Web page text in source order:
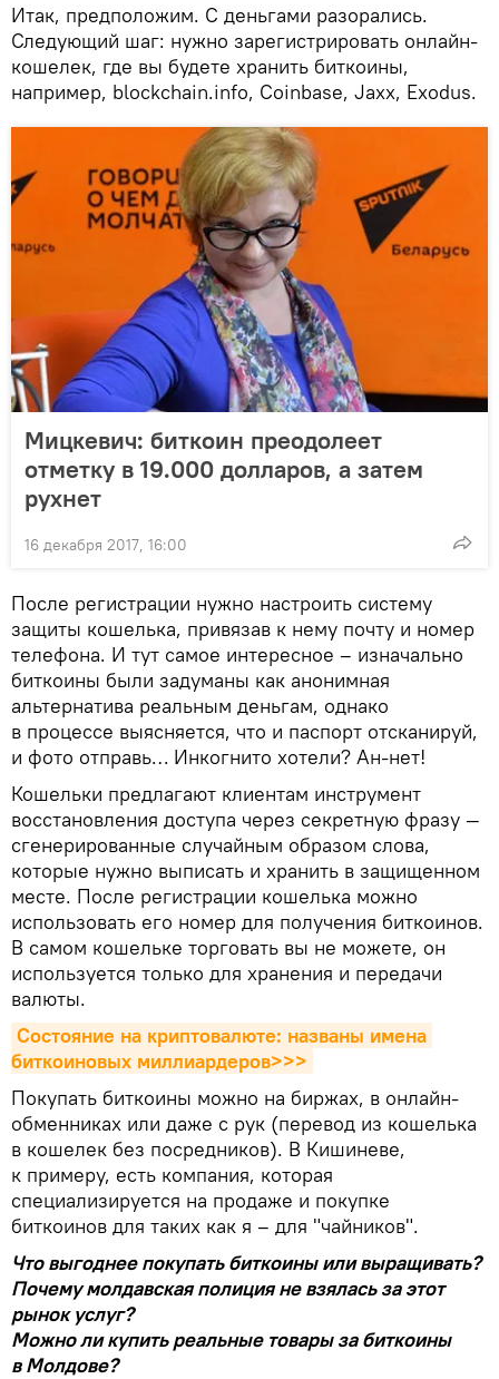
Итак, предположим. С деньгами разорались.
Следующий шаг: нужно зарегистрировать онлайн-
кошелек, где вы будете хранить биткоины,
например, blockchain.info, Coinbase, Jaxx, Exodus.
Мицкевич: биткоин преодолеет
отметку в 19.000 долларов, а затем
рухнет
16 декабря 2017, 16:00
После регистрации нужно настроить систему
защиты кошелька, привязав к нему почту и номер
телефона. И тут самое интересное – изначально
биткоины были задуманы как анонимная
альтернатива реальным деньгам, однако
в процессе выясняется, что и паспорт отсканируй,
и фото отправь… Инкогнито хотели? Ан-нет!
Кошельки предлагают клиентам инструмент
восстановления доступа через секретную фразу —
сгенерированные случайным образом слова,
которые нужно выписать и хранить в защищенном
месте. После регистрации кошелька можно
использовать его номер для получения биткоинов.
В самом кошельке торговать вы не можете, он
используется только для хранения и передачи
валюты.
Состояние на криптовалюте: названы имена
биткоиновых миллиардеров>>>
Покупать биткоины можно на биржах, в онлайн-
обменниках или даже с рук (перевод из кошелька
в кошелек без посредников). В Кишиневе,
к примеру, есть компания, которая
специализируется на продаже и покупке
биткоинов для таких как я – для "чайников".
Что выгоднее покупать биткоины или выращивать?
Почему молдавская полиция не взялась за этот
рынок услуг?
Можно ли купить реальные товары за биткоины
в Молдове?